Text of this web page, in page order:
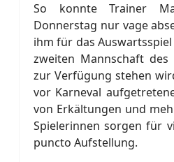
So konnte Trainer
Donnerstag nur vage
ihm für das
zweiten Mannschaft des
zur Verfügung stehen
vor Karneval
von Erkältungen und
Spielerinnen sorgen für
puncto Aufstellung.